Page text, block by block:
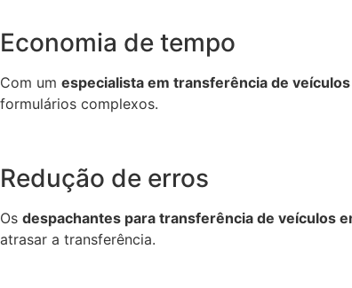
Economia de tempo
Com um especialista em transferência de veículos
formulários complexos.
Redução de erros
Os despachantes para transferência de veículos
atrasar a transferência.